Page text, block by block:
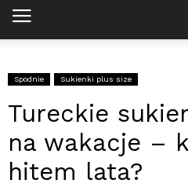
Spodnie Sukienki plus size
Tureckie
na wakacje –
hitem lata?